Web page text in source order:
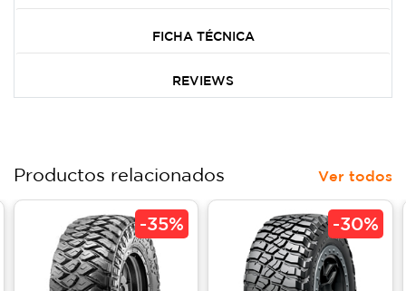
FICHA TÉCNICA
REVIEWS
Productos relacionados Ver todos
-35% -30%